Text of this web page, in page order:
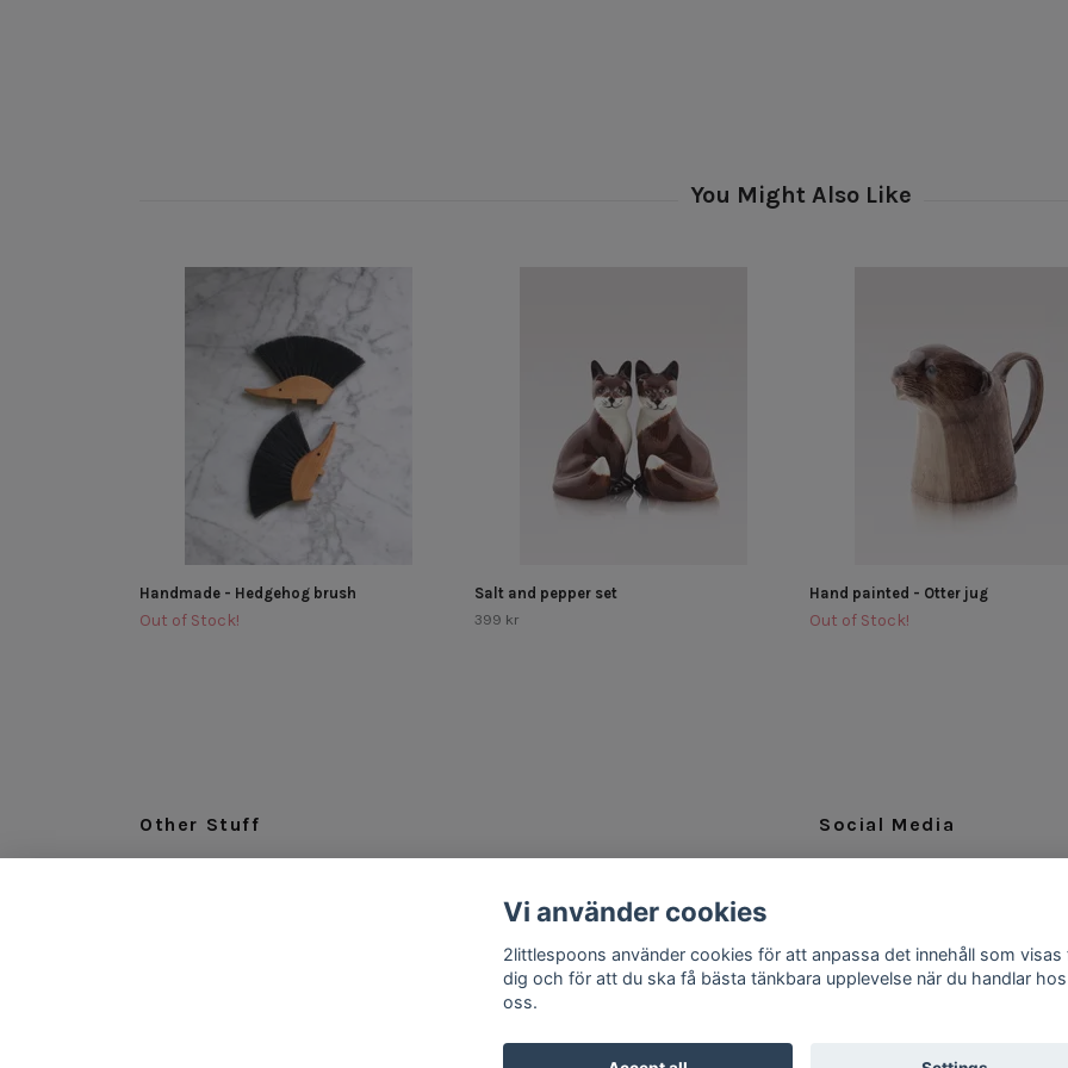
Handmade - Hedgehog brush
Out of Stock!
Salt and pepper set
399 kr
Hand painted - Otter jug
Out of Stock!
Other Stuff Social Media
Vi använder cookies
2littlespoons använder cookies för att anpassa det innehåll som visas
dig och för att du ska få bästa tänkbara upplevelse när du handlar hos
oss.